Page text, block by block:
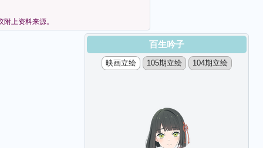
上资料来源。
百生吟子
映画立绘 105期立绘 104期立绘